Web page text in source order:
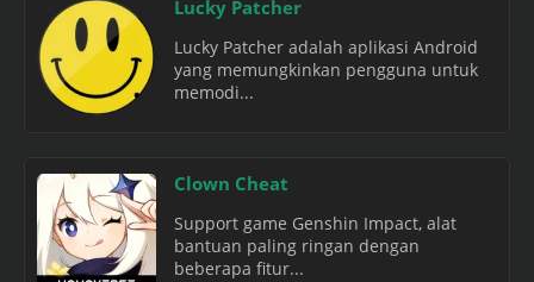
Lucky Patcher
Lucky Patcher adalah aplikasi Android
yang memungkinkan pengguna untuk
memodi...
Clown Cheat
Support game Genshin Impact, alat
bantuan paling ringan dengan
beberapa fitur...